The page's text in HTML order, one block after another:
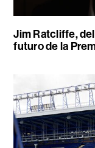
Jim Ratcliffe,
futuro de la